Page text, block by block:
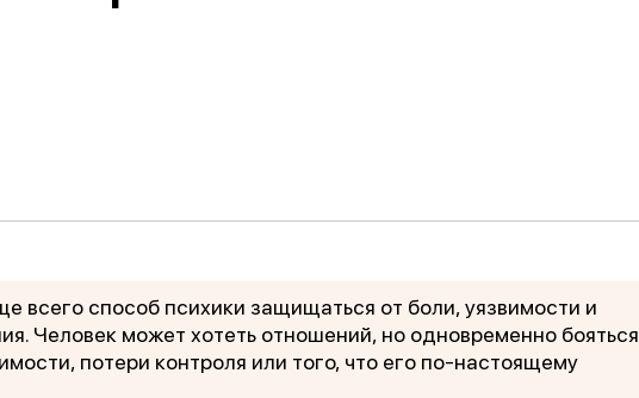
всего способ психики защищаться от боли, уязвимости и
Человек может хотеть отношений, но одновременно бояться
потери контроля или того, что его по-настоящему